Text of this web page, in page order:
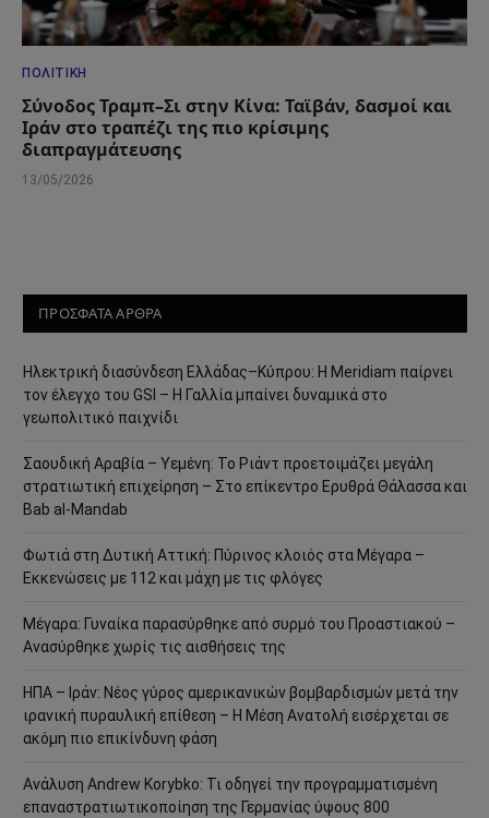
ΠΟΛΙΤΙΚΉ
Σύνοδος Τραμπ–Σι στην Κίνα: Ταϊβάν, δασμοί και
Ιράν στο τραπέζι της πιο κρίσιμης
διαπραγμάτευσης
13/05/2026
ΠΡΟΣΦΑΤΑ ΑΡΘΡΑ
Ηλεκτρική διασύνδεση Ελλάδας–Κύπρου: Η Meridiam παίρνει
τον έλεγχο του GSI – Η Γαλλία μπαίνει δυναμικά στο
γεωπολιτικό παιχνίδι
Σαουδική Αραβία – Υεμένη: Το Ριάντ προετοιμάζει μεγάλη
στρατιωτική επιχείρηση – Στο επίκεντρο Ερυθρά Θάλασσα και
Bab al-Mandab
Φωτιά στη Δυτική Αττική: Πύρινος κλοιός στα Μέγαρα –
Εκκενώσεις με 112 και μάχη με τις φλόγες
Μέγαρα: Γυναίκα παρασύρθηκε από συρμό του Προαστιακού –
Ανασύρθηκε χωρίς τις αισθήσεις της
ΗΠΑ – Ιράν: Νέος γύρος αμερικανικών βομβαρδισμών μετά την
ιρανική πυραυλική επίθεση – Η Μέση Ανατολή εισέρχεται σε
ακόμη πιο επικίνδυνη φάση
Ανάλυση Andrew Korybko: Τι οδηγεί την προγραμματισμένη
επαναστρατιωτικοποίηση της Γερμανίας ύψους 800